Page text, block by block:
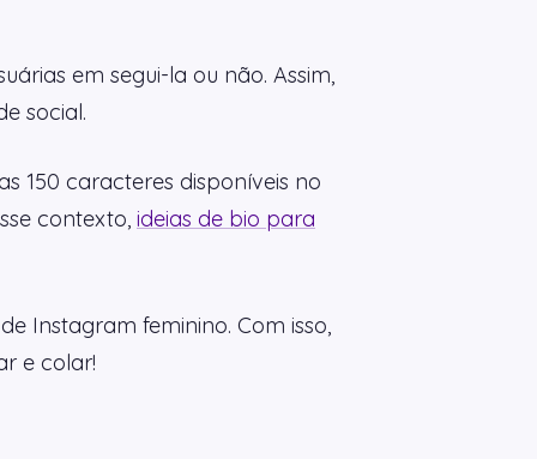
em segui-la ou não. Assim,
social.
150 caracteres disponíveis no
contexto, ideias de bio para
Instagram feminino. Com isso,
e colar!